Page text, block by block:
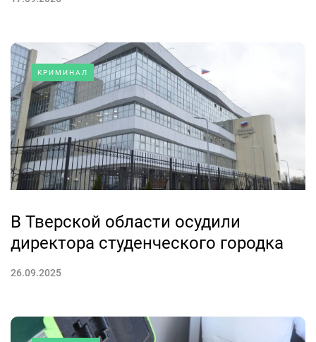
КРИМИНАЛ
В Тверской области осудили
директора студенческого городка
26.09.2025